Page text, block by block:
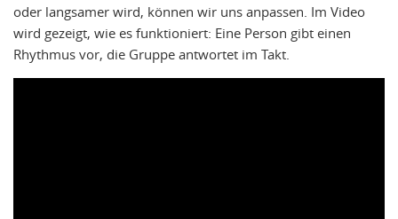
oder langsamer wird, können wir uns anpassen. Im Video
wird gezeigt, wie es funktioniert: Eine Person gibt einen
Rhythmus vor, die Gruppe antwortet im Takt.